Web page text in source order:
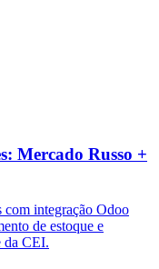
Mercado Russo +
integração Odoo
de estoque e
da CEI.